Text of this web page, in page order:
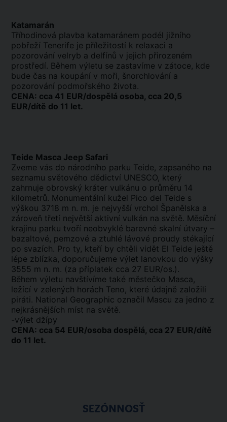
Katamarán
Tříhodinová plavba katamaránem podél jižního
pobřeží Tenerife je příležitostí k relaxaci a
pozorování velryb a delfínů v jejich přirozeném
prostředí. Během výletu se zastavíme v zátoce, kde
bude čas na koupání v moři, šnorchlování a
pozorování podmořského života.
CENA: cca 41 EUR/dospělá osoba, cca 20,5
EUR/dítě do 11 let.
Teide Masca Jeep Safari
Zveme vás do národního parku Teide, zapsaného na
seznamu světového dědictví UNESCO, který
zahrnuje obrovský kráter vulkánu o průměru 14
kilometrů. Monumentální kužel Pico del Teide s
výškou 3718 m n. m. je nejvyšší vrchol Španělska a
zároveň třetí největší aktivní vulkán na světě. Měsíční
krajinu parku tvoří neobvyklé barevné skalní útvary –
bazaltové, pemzové a ztuhlé lávové proudy stékající
po svazích. Pro ty, kteří by chtěli vidět El Teide ještě
lépe zblízka, doporučujeme výlet lanovkou do výšky
3555 m n. m. (za příplatek cca 27 EUR/os.).
Během výletu navštívíme také městečko Masca,
ležící v zelených horách Teno, které údajně založili
piráti. National Geographic označil Mascu za jedno z
nejkrásnějších míst na světě.
-výlet džípy
CENA: cca 54 EUR/osoba dospělá, cca 27 EUR/dítě
do 11 let.
SEZÓNNOSŤ